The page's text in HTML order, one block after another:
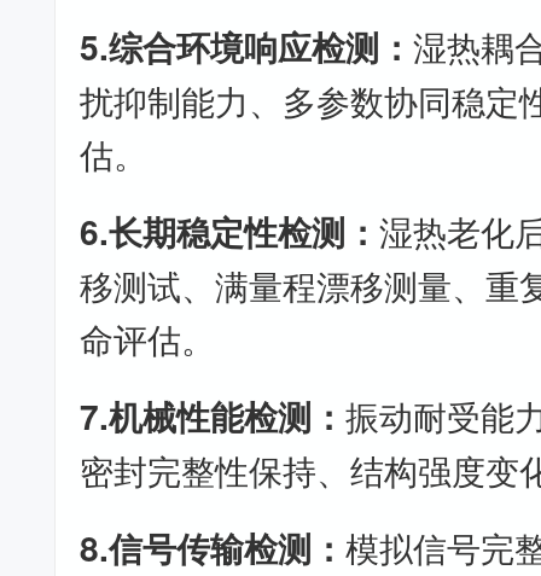
5.综合环境响应检测：湿热耦
扰抑制能力、多参数协同稳定
估。
6.长期稳定性检测：湿热老化
移测试、满量程漂移测量、重
命评估。
7.机械性能检测：振动耐受能
密封完整性保持、结构强度变
8.信号传输检测：模拟信号完